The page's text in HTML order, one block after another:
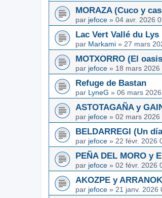
MORAZA (Cuco y
par jefoce » 04 avr. 2026
Lac Vert Vallé du Lys
par Markami » 27 mars
MOTXORRO (El
par jefoce » 18 mars 2026
Refuge de Bastan
par LyneG » 06 mars
ASTOTAGAÑA y
par jefoce » 02 mars 2026
BELDARREGI (Un
par jefoce » 22 févr. 2026
PEÑA DEL MORO y
par jefoce » 02 févr. 2026
AKOZPE y
par jefoce » 21 janv. 2026